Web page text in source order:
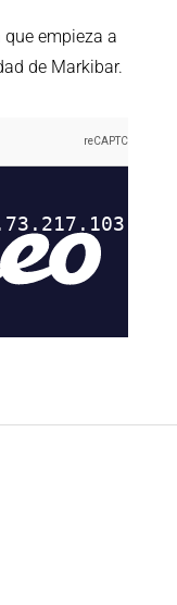
empieza a
de Markibar.